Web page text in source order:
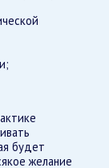
будет
желание